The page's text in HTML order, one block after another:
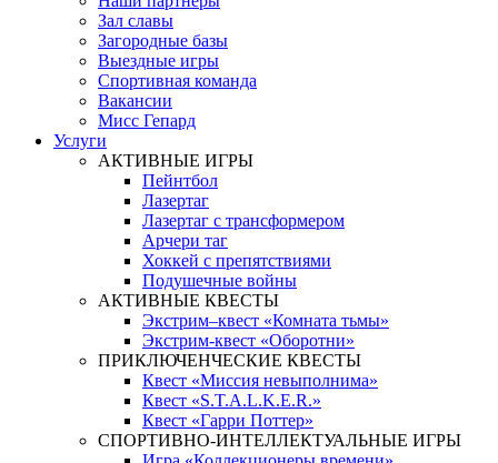
Зал славы
Загородные базы
Выездные игры
Спортивная команда
Вакансии
Мисс Гепард
Услуги
АКТИВНЫЕ ИГРЫ
Пейнтбол
Лазертаг
Лазертаг с трансформером
Арчери таг
Хоккей с препятствиями
Подушечные войны
АКТИВНЫЕ КВЕСТЫ
Экстрим–квест «Комната тьмы»
Экстрим-квест «Оборотни»
ПРИКЛЮЧЕНЧЕСКИЕ КВЕСТЫ
Квест «Миссия невыполнима»
Квест «S.T.A.L.K.E.R.»
Квест «Гарри Поттер»
СПОРТИВНО-ИНТЕЛЛЕКТУАЛЬНЫЕ ИГРЫ